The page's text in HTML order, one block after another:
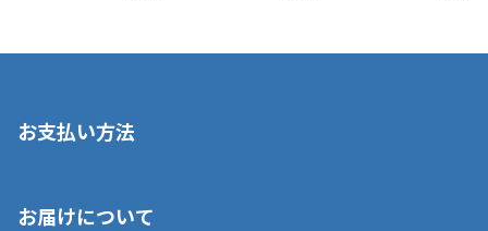
お支払い方法
いいただくことはできません。ご了承ください。
お届けについて